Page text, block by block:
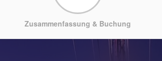
Zusammenfassung & Buchung